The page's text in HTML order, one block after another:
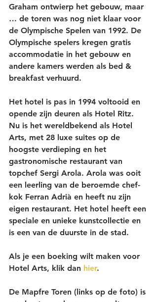
Graham ontwierp het gebouw, maar
… de toren was nog niet klaar voor
de Olympische Spelen van 1992. De
Olympische spelers kregen gratis
accommodatie in het gebouw en
andere kamers werden als bed &
breakfast verhuurd.
Het hotel is pas in 1994 voltooid en
opende zijn deuren als Hotel Ritz.
Nu is het wereldbekend als Hotel
Arts, met 28 luxe suites op de
hoogste verdieping en het
gastronomische restaurant van
topchef Sergi Arola. Arola was ooit
een leerling van de beroemde chef-
kok Ferran Adrià en heeft nu zijn
eigen restaurant. Het hotel heeft een
speciale en unieke kunstcollectie en
is een van de duurste in de stad.
Als je een boeking wilt maken voor
Hotel Arts, klik dan hier.
De Mapfre Toren (links op de foto) is